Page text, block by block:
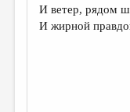
КОНКУРСЫ
И ветер, рядом
И жирной